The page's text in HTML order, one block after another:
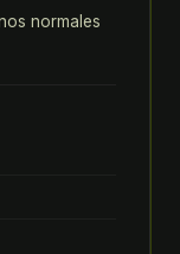
normales